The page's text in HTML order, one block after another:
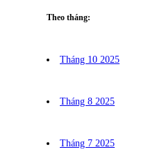
Theo tháng:
Tháng 10 2025
Tháng 8 2025
Tháng 7 2025